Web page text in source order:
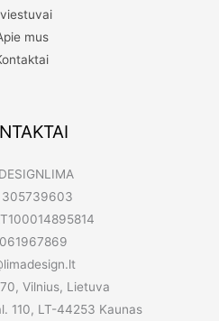
mus
305739603
Vilnius, Lietuva
110, LT-44253 Kaunas